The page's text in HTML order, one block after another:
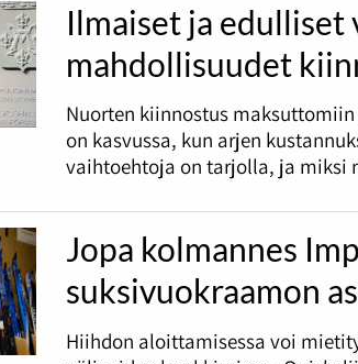
Ilmaiset ja edulliset
mahdollisuudet
Nuorten kiinnostus
on kasvussa, kun arjen
vaihtoehtoja on tarjolla, ja miksi
Jopa kolmannes
suksivuokraamon
Hiihdon aloittamisessa voi